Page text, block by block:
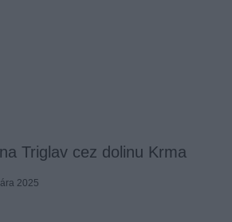
Triglav cez dolinu Krma
2025